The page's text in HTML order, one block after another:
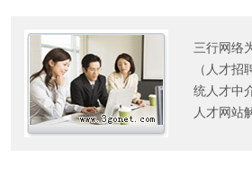
三行网络
（人才
统人才中
人才网站